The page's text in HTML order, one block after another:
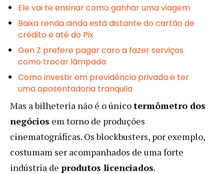
Ele vai te ensinar como ganhar uma viagem
Baixa renda ainda está distante do cartão de
crédito e até do Pix
Gen Z prefere pagar caro a fazer serviços
como trocar lâmpada
Como investir em previdência privada e ter
uma aposentadoria tranquila
Mas a bilheteria não é o únicotermômetro dos
negócios em torno de produções
cinematográficas. Os blockbusters, por exemplo,
costumam ser acompanhados de uma forte
indústria de produtos licenciados.